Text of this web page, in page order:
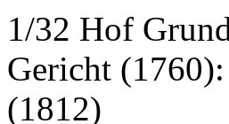
1/32 Hof
Gericht
(1812)